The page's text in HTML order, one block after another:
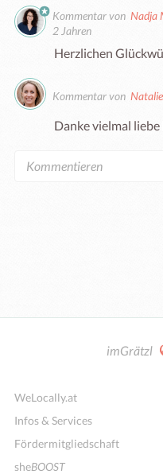
Kommentar von Nadja
2 Jahren
Herzlichen
Kommentar von
Danke vielmal
imGrätzl
WeLocally.at
Infos & Services
Fördermitgliedschaft
sheBOOST